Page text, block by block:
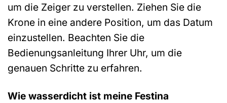
um die Zeiger zu verstellen. Ziehen Sie die
Krone in eine andere Position, um das Datum
einzustellen. Beachten Sie die
Bedienungsanleitung Ihrer Uhr, um die
genauen Schritte zu erfahren.
Wie wasserdicht ist meine Festina